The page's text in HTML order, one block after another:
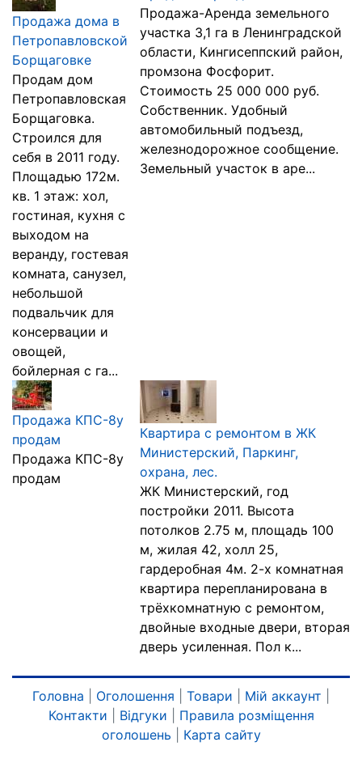
Продажа дома в
Петропавловской
Борщаговке
Продам дом
Петропавловская
Борщаговка.
Строился для
себя в 2011 году.
Площадью 172м.
кв. 1 этаж: хол,
гостиная, кухня с
выходом на
веранду, гостевая
комната, санузел,
небольшой
подвальчик для
консервации и
овощей,
бойлерная с га...
Продажа-Аренда земельного
участка 3,1 га в Ленинградской
области, Кингисеппский район,
промзона Фосфорит.
Стоимость 25 000 000 руб.
Собственник. Удобный
автомобильный подъезд,
железнодорожное сообщение.
Земельный участок в аре...
Продажа КПС-8у
продам
Продажа КПС-8у
продам
Квартира с ремонтом в ЖК
Министерский, Паркинг,
охрана, лес.
ЖК Министерский, год
постройки 2011. Высота
потолков 2.75 м, площадь 100
м, жилая 42, холл 25,
гардеробная 4м. 2-х комнатная
квартира перепланирована в
трёхкомнатную с ремонтом,
двойные входные двери, вторая
дверь усиленная. Пол к...
Головна Оголошення Товари Мій аккаунт
Контакти
Відгуки
Правила розміщення
оголошень
Карта сайту